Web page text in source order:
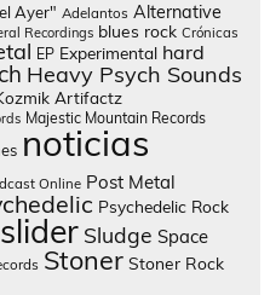
Ayer" Adelantos Alternative
Recordings blues rock Crónicas
EP Experimental hard
Heavy Psych Sounds
Artifactz
Majestic Mountain Records
noticias
Online Post Metal
Psychedelic Rock
slider Sludge Space
Stoner Stoner Rock